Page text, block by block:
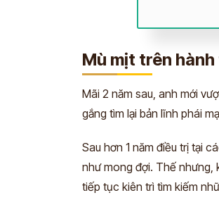
Mù mịt trên
Mãi 2 năm sau, anh mới
gắng tìm lại bản lĩnh phái
Sau hơn 1 năm điều trị tại
như mong đợi. Thế nhưng,
tiếp tục kiên trì tìm kiếm